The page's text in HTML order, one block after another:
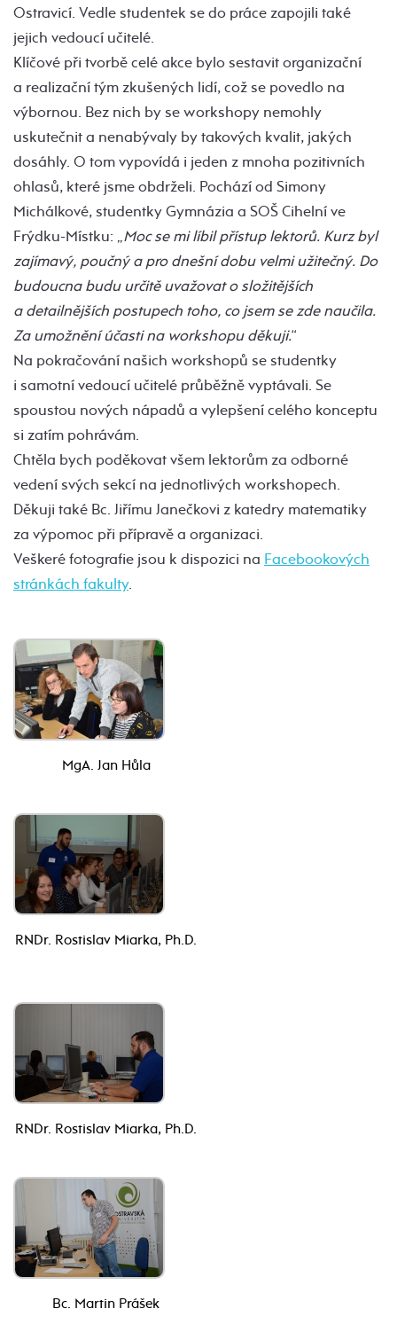
Ostravicí. Vedle studentek se do práce zapojili také
jejich vedoucí učitelé.
Klíčové při tvorbě celé akce bylo sestavit organizační
a realizační tým zkušených lidí, což se povedlo na
výbornou. Bez nich by se workshopy nemohly
uskutečnit a nenabývaly by takových kvalit, jakých
dosáhly. O tom vypovídá i jeden z mnoha pozitivních
ohlasů, které jsme obdrželi. Pochází od Simony
Michálkové, studentky Gymnázia a SOŠ Cihelní ve
Frýdku-Místku: „Moc se mi líbil přístup lektorů. Kurz byl
zajímavý, poučný a pro dnešní dobu velmi užitečný. Do
budoucna budu určitě uvažovat o složitějších
a detailnějších postupech toho, co jsem se zde naučila.
Za umožnění účasti na workshopu děkuji.“
Na pokračování našich workshopů se studentky
i samotní vedoucí učitelé průběžně vyptávali. Se
spoustou nových nápadů a vylepšení celého konceptu
si zatím pohrávám.
Chtěla bych poděkovat všem lektorům za odborné
vedení svých sekcí na jednotlivých workshopech.
Děkuji také Bc. Jiřímu Janečkovi z katedry matematiky
za výpomoc při přípravě a organizaci.
Veškeré fotografie jsou k dispozici na Facebookových
stránkách fakulty.
MgA. Jan Hůla
RNDr. Rostislav Miarka, Ph.D.
RNDr. Rostislav Miarka, Ph.D.
Bc. Martin Prášek